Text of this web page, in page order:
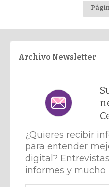
Archivo Newsletter
¿Quieres recibir
para entender
digital?
informes y mucho